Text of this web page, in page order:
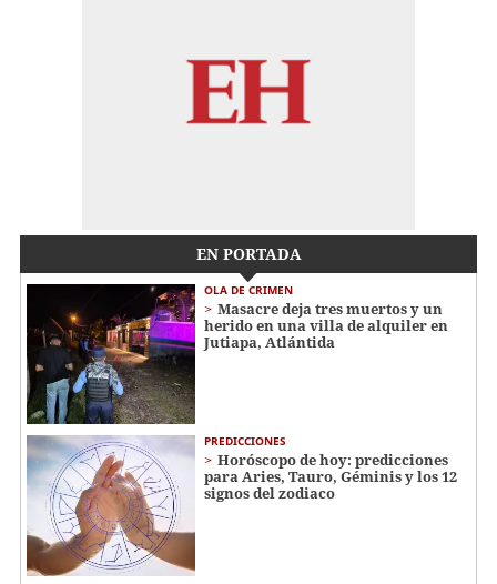
EN PORTADA
OLA DE CRIMEN
Masacre deja tres muertos y un
herido en una villa de alquiler en
Jutiapa, Atlántida
PREDICCIONES
Horóscopo de hoy: predicciones
para Aries, Tauro, Géminis y los 12
signos del zodiaco